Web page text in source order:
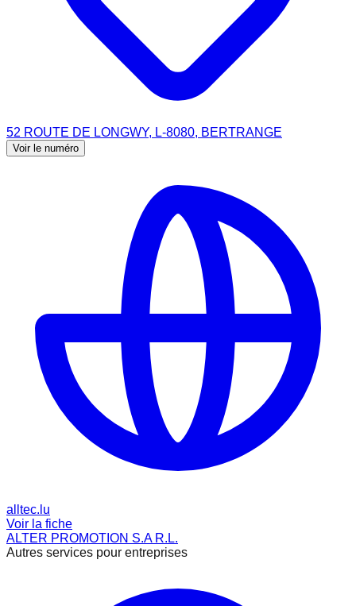
52 ROUTE DE LONGWY, L-8080, BERTRANGE
Voir le numéro
alltec.lu
Voir la fiche
ALTER PROMOTION S.A R.L.
Autres services pour entreprises